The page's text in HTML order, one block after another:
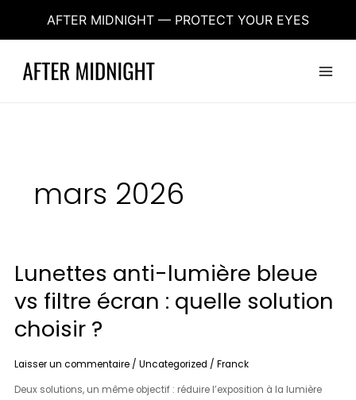
AFTER MIDNIGHT — PROTECT YOUR EYES
contenu
Menu
mars 2026
Lunettes anti-lumière bleue
vs filtre écran : quelle solution
choisir ?
Laisser un commentaire /Uncategorized /Franck
Deux solutions, un même objectif : réduire l’exposition à la lumière
Lunettes
anti-
lumière
bleue
vs
: